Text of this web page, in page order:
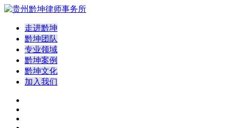
走进黔坤
黔坤团队
专业领域
黔坤案例
黔坤文化
加入我们